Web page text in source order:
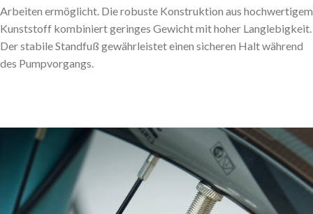
Arbeiten ermöglicht. Die robuste Konstruktion aus hochwertigem
Kunststoff kombiniert geringes Gewicht mit hoher Langlebigkeit.
Der stabile Standfuß gewährleistet einen sicheren Halt während
des Pumpvorgangs.